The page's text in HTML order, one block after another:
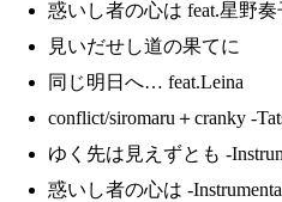
惑いし者の心は feat.星野
見いだせし道の果てに
同じ明日へ… feat.Leina
conflict/siromaru＋cranky -
ゆく先は見えずとも -
惑いし者の心は -